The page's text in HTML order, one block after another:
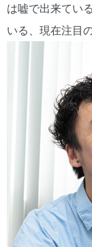
は嘘で出来てい
いる、現在注目